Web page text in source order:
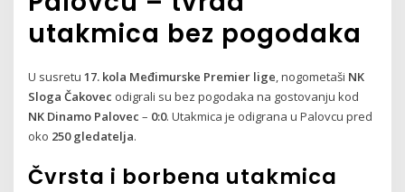
utakmica bez pogodaka
U susretu17. kola Međimurske Premier lige , nogometaši NK
Sloga Čakovec odigrali su bez pogodaka na gostovanju kod
NK Dinamo Palovec – 0:0. Utakmica je odigrana u Palovcu pred
oko 250 gledatelja.
Čvrsta i borbena utakmica